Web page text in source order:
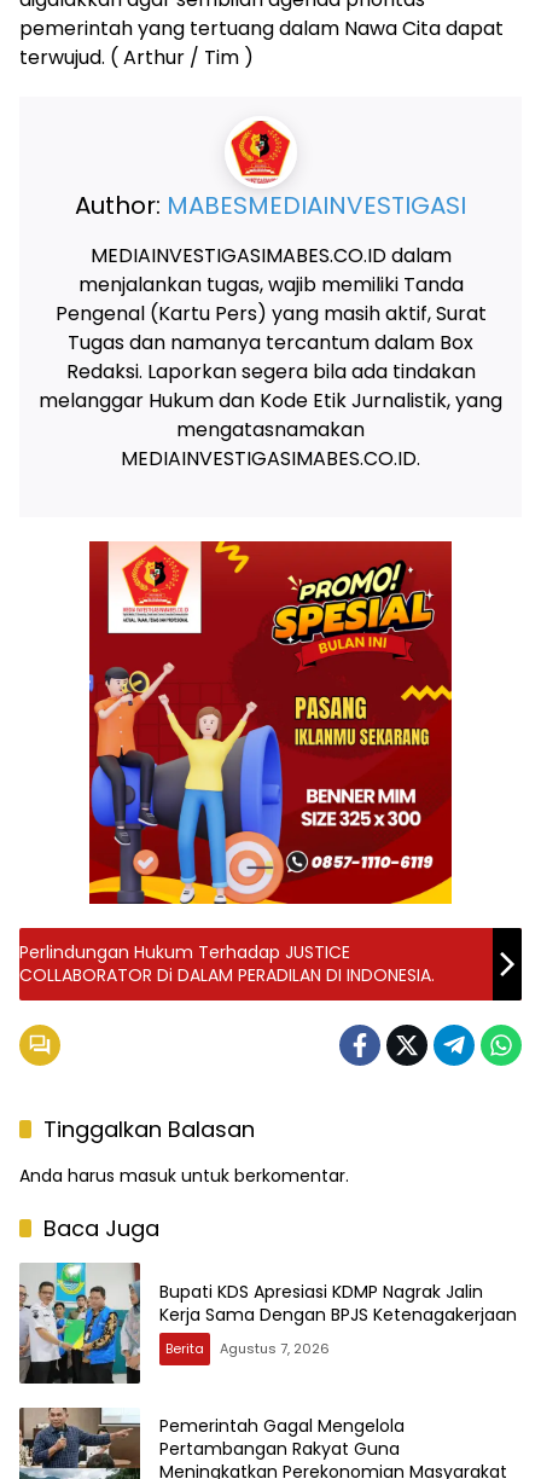
pemerintah yang tertuang dalam Nawa Cita dapat
terwujud. ( Arthur / Tim )
Author: MABESMEDIAINVESTIGASI
MEDIAINVESTIGASIMABES.CO.ID dalam
menjalankan tugas, wajib memiliki Tanda
Pengenal (Kartu Pers) yang masih aktif, Surat
Tugas dan namanya tercantum dalam Box
Redaksi. Laporkan segera bila ada tindakan
melanggar Hukum dan Kode Etik Jurnalistik, yang
mengatasnamakan
MEDIAINVESTIGASIMABES.CO.ID.
Perlindungan Hukum Terhadap JUSTICE
COLLABORATOR Di DALAM PERADILAN DI INDONESIA.
Tinggalkan Balasan
Anda harus masuk untuk berkomentar.
Baca Juga
Bupati KDS Apresiasi KDMP Nagrak Jalin
Kerja Sama Dengan BPJS Ketenagakerjaan
Berita Agustus 7, 2026
Pemerintah Gagal Mengelola
Pertambangan Rakyat Guna
Meningkatkan Perekonomian Masyarakat